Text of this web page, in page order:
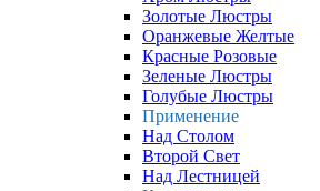
Золотые Люстры
Оранжевые Желтые
Красные Розовые
Зеленые Люстры
Голубые Люстры
Применение
Над Столом
Второй Свет
Над Лестницей